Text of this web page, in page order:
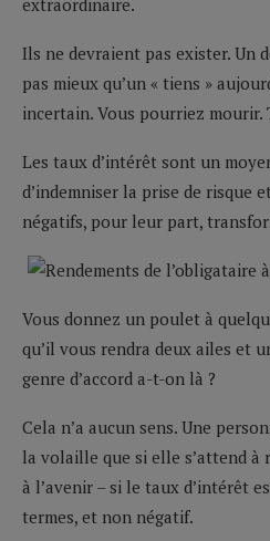
Ils ne devraient pas exister. Un
pas mieux qu’un « tiens »
incertain. Vous pourriez mourir.
Les taux d’intérêt sont un
d’indemniser la prise de risque
négatifs, pour leur part,
Vous donnez un poulet à
qu’il vous rendra deux ailes et
genre d’accord a-t-on là ?
Cela n’a aucun sens. Une
la volaille que si elle s’attend à
à l’avenir – si le taux d’intérêt
termes, et non négatif.